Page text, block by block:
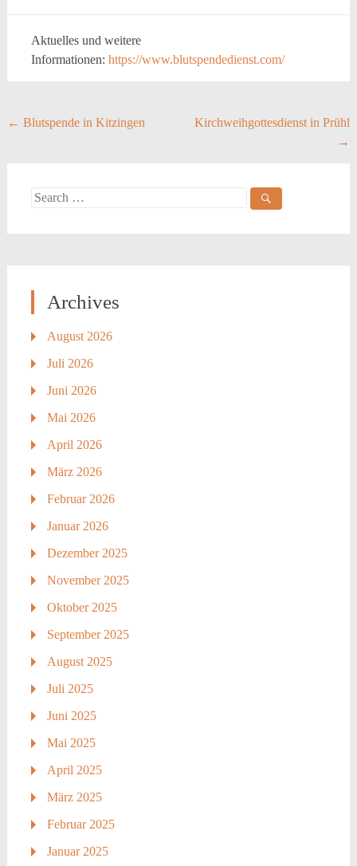
Aktuelles und weitere
Informationen: https://www.blutspendedienst.com/
Post
← Blutspende in Kitzingen
Kirchweihgottesdienst in Prühl
→
Search
Archives
August 2026
Juli 2026
Juni 2026
Mai 2026
April 2026
März 2026
Februar 2026
Januar 2026
Dezember 2025
November 2025
Oktober 2025
September 2025
August 2025
Juli 2025
Juni 2025
Mai 2025
April 2025
März 2025
Februar 2025
Januar 2025